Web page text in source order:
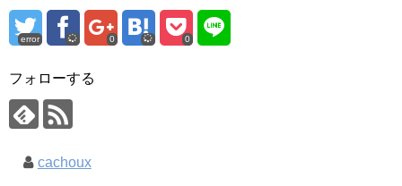
error 0 0
フォローする
cachoux